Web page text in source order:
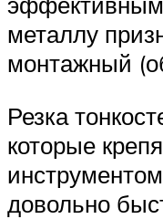
металлу
монтажный
Резка
которые
довольно